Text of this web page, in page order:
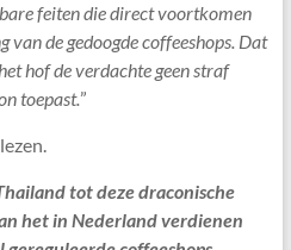
feiten die direct voortkomen
de gedoogde coffeeshops. Dat
hof de verdachte geen straf
toepast.”
tot deze draconische
het in Nederland verdienen